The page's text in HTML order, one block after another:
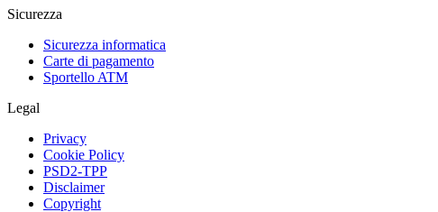
Sicurezza
Sicurezza informatica
Carte di pagamento
Sportello ATM
Legal
Privacy
Cookie Policy
PSD2-TPP
Disclaimer
Copyright